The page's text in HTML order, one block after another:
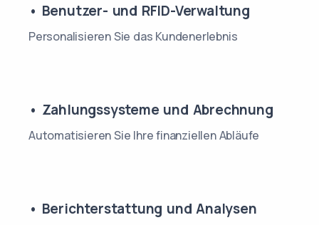
• Benutzer- und RFID-Verwaltung
Personalisieren Sie das Kundenerlebnis
• Zahlungssysteme und Abrechnung
Automatisieren Sie Ihre finanziellen Abläufe
• Berichterstattung und Analysen